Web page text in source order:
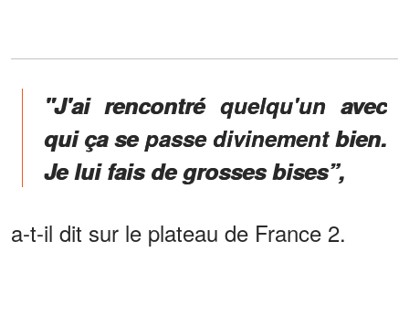
"J'ai rencontré quelqu'un avec
qui ça se passe divinement bien.
Je lui fais de grosses bises”,
a-t-il dit sur le plateau de France 2.